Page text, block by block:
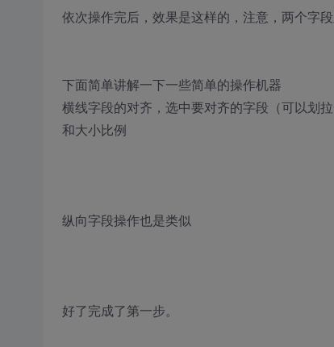
依次操作完后，效果是这样的，注意，两个字
下面简单讲解一下一些简单的操作机器
横线字段的对齐，选中要对齐的字段（可以划
和大小比例
纵向字段操作也是类似
好了完成了第一步。